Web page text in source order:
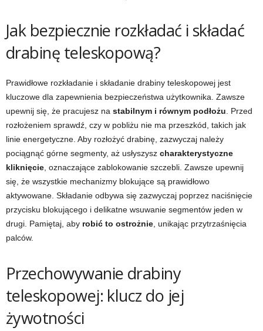
Jak bezpiecznie rozkładać i składać
drabinę teleskopową?
Prawidłowe rozkładanie i składanie drabiny teleskopowej jest
kluczowe dla zapewnienia bezpieczeństwa użytkownika. Zawsze
upewnij się, że pracujesz na stabilnym i równym podłożu . Przed
rozłożeniem sprawdź, czy w pobliżu nie ma przeszkód, takich jak
linie energetyczne. Aby rozłożyć drabinę, zazwyczaj należy
pociągnąć górne segmenty, aż usłyszysz charakterystyczne
kliknięcie , oznaczające zablokowanie szczebli. Zawsze upewnij
się, że wszystkie mechanizmy blokujące są prawidłowo
aktywowane. Składanie odbywa się zazwyczaj poprzez naciśnięcie
przycisku blokującego i delikatne wsuwanie segmentów jeden w
drugi. Pamiętaj, aby robić to ostrożnie , unikając przytrzaśnięcia
palców.
Przechowywanie drabiny
teleskopowej: klucz do jej
żywotności